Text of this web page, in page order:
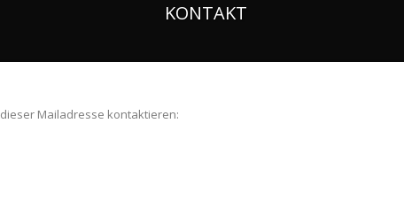
KONTAKT
Mailadresse kontaktieren: